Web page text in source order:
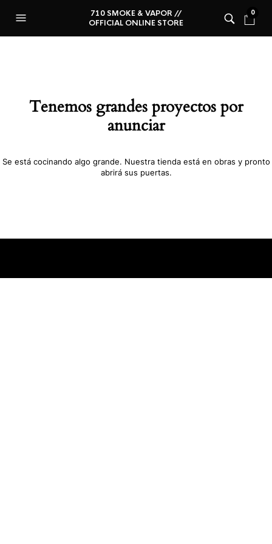
710 SMOKE & VAPOR //
OFFICIAL ONLINE STORE
0
Tenemos grandes proyectos por
anunciar
Se está cocinando algo grande. Nuestra tienda está en obras y pronto
abrirá sus puertas.